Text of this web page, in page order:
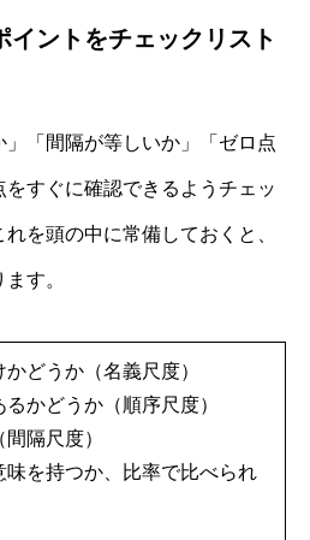
イントをチェックリスト
「間隔が等しいか」「ゼロ点
すぐに確認できるようチェッ
を頭の中に常備しておくと、
す。
どうか（名義尺度）
かどうか（順序尺度）
隔尺度）
を持つか、比率で比べられ